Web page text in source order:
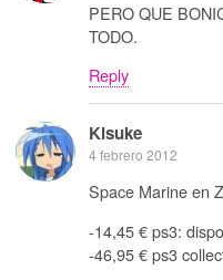
PERO QUE
TODO.
Reply
Kisuke
4 febrero 2012
Space Marine en
-14,45 € ps3:
-46,95 € ps3